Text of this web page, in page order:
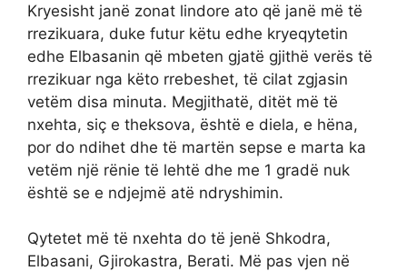
Kryesisht janë zonat lindore ato që janë më të
rrezikuara, duke futur këtu edhe kryeqytetin
edhe Elbasanin që mbeten gjatë gjithë verës të
rrezikuar nga këto rrebeshet, të cilat zgjasin
vetëm disa minuta. Megjithatë, ditët më të
nxehta, siç e theksova, është e diela, e hëna,
por do ndihet dhe të martën sepse e marta ka
vetëm një rënie të lehtë dhe me 1 gradë nuk
është se e ndjejmë atë ndryshimin.
Qytetet më të nxehta do të jenë Shkodra,
Elbasani, Gjirokastra, Berati. Më pas vjen në